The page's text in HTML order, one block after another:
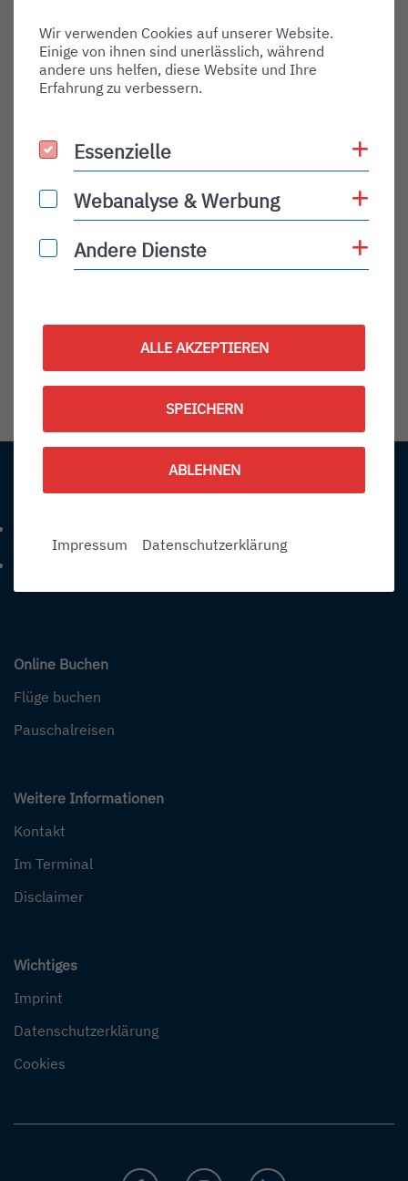
Shortname:
Type:
departure
PLN
Status Description:
Checkin:
Codeshare:
Kontakt
Telefonnummer: 4 9 0 7 5 4 1 2 8 4 0
Online Buchen
Flüge buchen
Pauschalreisen
Weitere Informationen
Kontakt
Im Terminal
Disclaimer
Wichtiges
Imprint
Datenschutzerklärung
Cookies
Wir verwenden Cookies auf unserer Website.
Einige von ihnen sind unerlässlich, während
andere uns helfen, diese Website und Ihre
Erfahrung zu verbessern.
Essenzielle
Essenzielle
Webanalyse & Werbung
Webanalyse & Werbung
Andere Dienste
Andere Dienste
ALLE AKZEPTIEREN
SPEICHERN
ABLEHNEN
Impressum Datenschutzerklärung